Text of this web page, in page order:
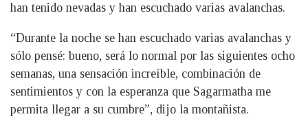
han tenido nevadas y han escuchado varias avalanchas.
“Durante la noche se han escuchado varias avalanchas y
sólo pensé: bueno, será lo normal por las siguientes ocho
semanas, una sensación increíble, combinación de
sentimientos y con la esperanza que Sagarmatha me
permita llegar a su cumbre”, dijo la montañista.